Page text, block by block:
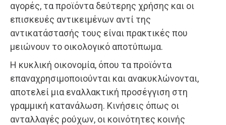
αγορές, τα προϊόντα δεύτερης χρήσης και οι
επισκευές αντικειμένων αντί της
αντικατάστασής τους είναι πρακτικές που
μειώνουν το οικολογικό αποτύπωμα.
Η κυκλική οικονομία, όπου τα προϊόντα
επαναχρησιμοποιούνται και ανακυκλώνονται,
αποτελεί μια εναλλακτική προσέγγιση στη
γραμμική κατανάλωση. Κινήσεις όπως οι
ανταλλαγές ρούχων, οι κοινότητες κοινής